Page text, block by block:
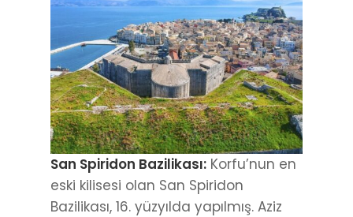
San Spiridon Bazilikası: Korfu’nun en
eski kilisesi olan San Spiridon
Bazilikası, 16. yüzyılda yapılmış. Aziz